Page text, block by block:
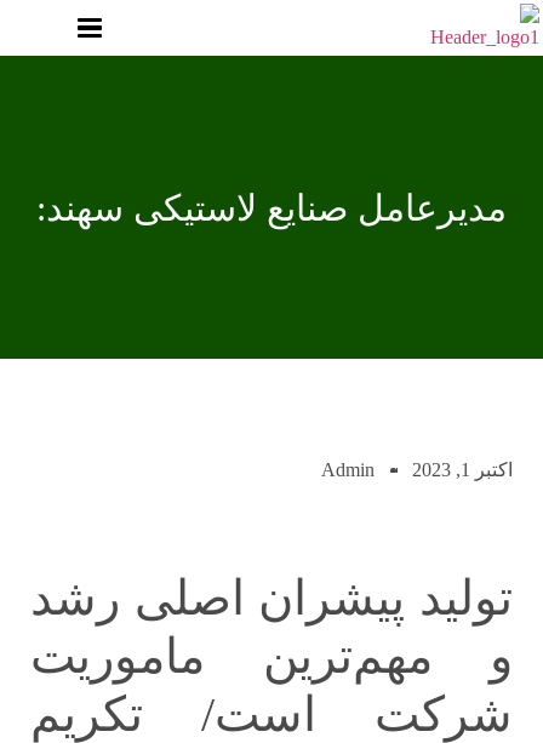
مدیرعامل صنایع لاستیکی سهند:
اکتبر 1, 2023 Admin
تولید پیشران اصلی رشد
و مهم‌ترین ماموریت
شرکت است/ تکریم